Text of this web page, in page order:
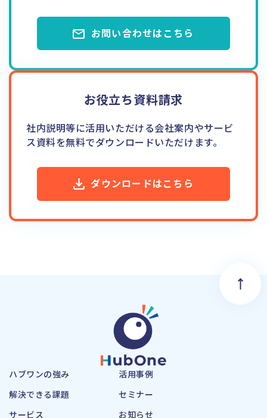
お問い合わせはこちら
お役立ち資料請求
社内説明等に活用いただける会社案内やサービ
ス資料を無料でダウンロードいただけます。
ダウンロードはこちら
ハブワンの強み
解決できる課題
サービス
活用事例
セミナー
お知らせ